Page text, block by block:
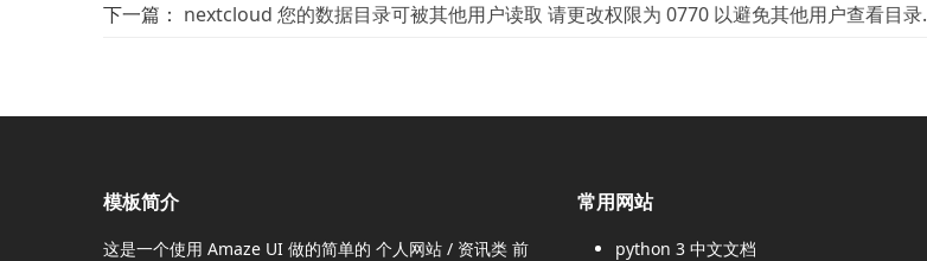
下一篇： nextcloud 您的数据目录可被其他用户读取 请更改权限为 0770 以避免其他用户查看目录.
模板简介
这是一个使用 Amaze UI 做的简单的 个人网站 / 资讯类 前
常用网站
python 3 中文文档